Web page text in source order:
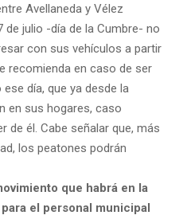
Avellaneda y Vélez
de julio -día de la Cumbre- no
con sus vehículos a partir
recomienda en caso de ser
día, que ya desde la
en sus hogares, caso
de él. Cabe señalar que, más
los peatones podrán
que habrá en la
el personal municipal